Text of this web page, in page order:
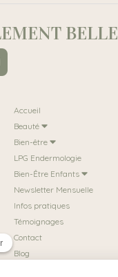
BELLE
Accueil
Beauté
Bien-être
LPG Endermologie
Bien-Être Enfants
Newsletter Mensuelle
Infos pratiques
Témoignages
Contact
Blog